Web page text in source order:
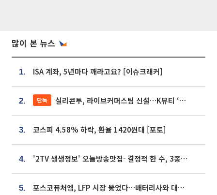
많이 본 뉴스
1. ISA 계좌, 5년마다 깨라고요? [이슈크래커]
2. 단독 실리콘투, 라이브커머스팀 신설…K뷰티 ‘글로벌 판매망’ 확대[K뷰티 라방戰]
3. 코스피 4.58% 하락, 환율 1420원대 [포토]
4. '2TV 생생정보' 오늘방송맛집- 결정적 한 수, 3종 메밀면! 메밀 소바 맛집 '의○○○○'
5. 포스코퓨처엠, LFP 시장 뚫었다…배터리사와 대규모 장기 공급 합의